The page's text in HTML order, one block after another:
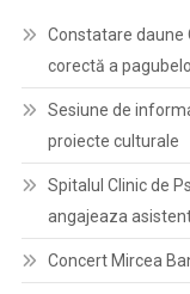
Constatare daune
corectă a
Sesiune de
proiecte culturale
Spitalul Clinic de
angajeaza
Concert Mircea